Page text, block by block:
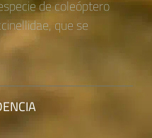
de coleóptero
que se